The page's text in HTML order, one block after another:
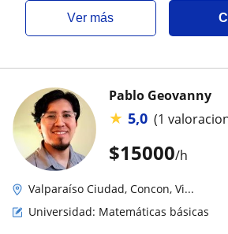
ver más
$15000/h
Pablo Geovanny
★ 5,0 (1
Valparaíso Ciudad, Concon, Vi...
Universidad: Matemáticas básicas